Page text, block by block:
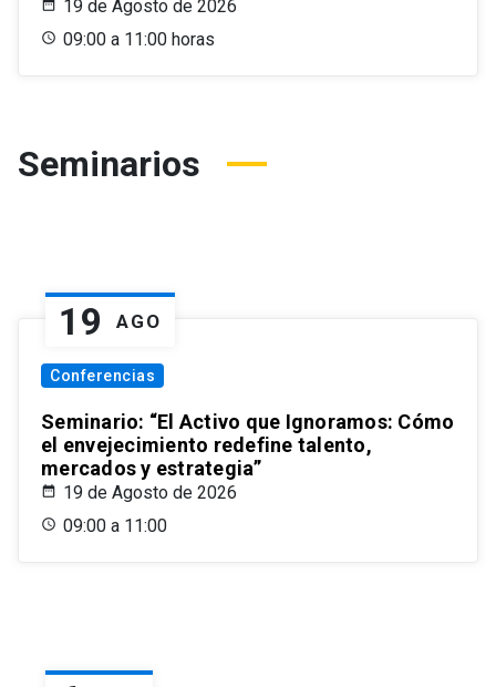
19 de Agosto de 2026
09:00 a 11:00 horas
Seminarios
19 AGO
Conferencias
Seminario: “El Activo que Ignoramos: Cómo
el envejecimiento redefine talento,
mercados y estrategia”
19 de Agosto de 2026
09:00 a 11:00